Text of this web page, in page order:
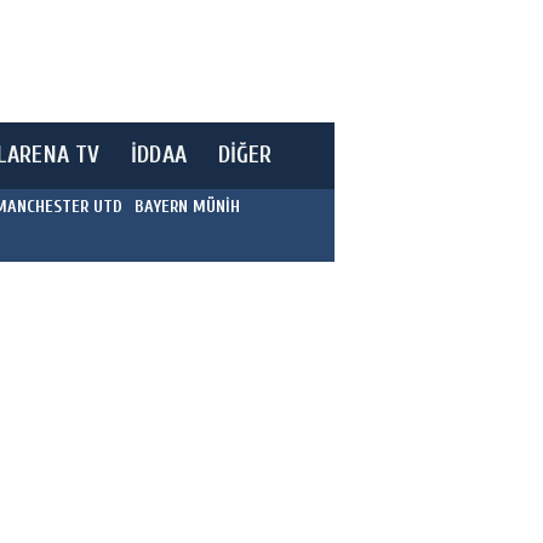
TV İDDAA DİĞER
UTD
BAYERN MÜNİH